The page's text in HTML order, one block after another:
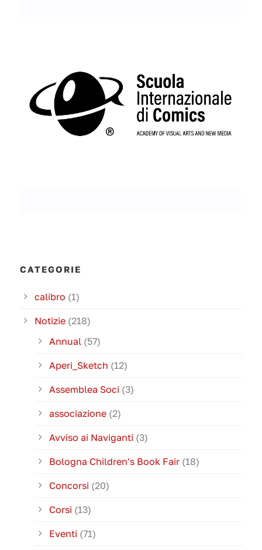
CATEGORIE
calibro (1)
Notizie (218)
Annual (57)
Aperi_Sketch (12)
Assemblea Soci (3)
associazione (2)
Avviso ai Naviganti (3)
Bologna Children's Book Fair (18)
Concorsi (20)
Corsi (13)
Eventi (71)